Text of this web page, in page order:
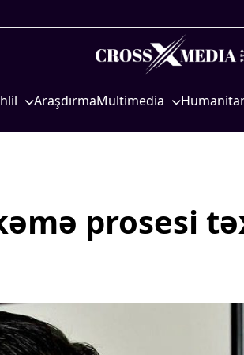
AraşdırmaMultimedia
prosesi